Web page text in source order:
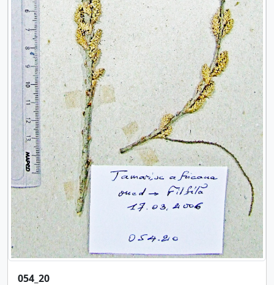
054_20